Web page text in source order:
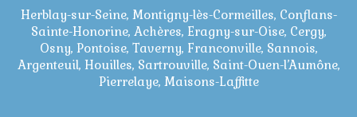
Herblay-sur-Seine, Montigny-lès-Cormeilles, Conflans-
Sainte-Honorine, Achères, Eragny-sur-Oise, Cergy,
Osny, Pontoise, Taverny, Franconville, Sannois,
Argenteuil, Houilles, Sartrouville, Saint-Ouen-l’Aumône,
Pierrelaye, Maisons-Laffitte